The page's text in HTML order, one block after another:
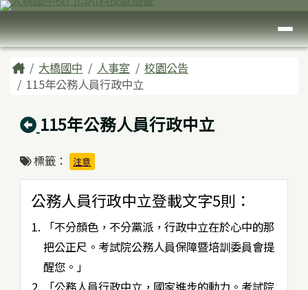
跳至主內容區
臺南市大橋國中
導覽列
主內容區域
Home大橋國中 人事室
校園公告
115年公務人員行政中立
回上頁
115年公務人員行政中立
標籤： 注意
公務人員行政中立登載文字5則：
「不分顏色，不分黨派，行政中立在於心中的那
把公正尺。考試院公務人員保障暨培訓委員會提
醒您。」
「公務人員行政中立，國家進步的動力。考試院
頁尾區域